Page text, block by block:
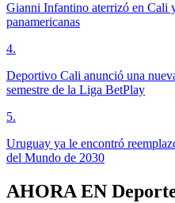
Gianni Infantino aterrizó en Cali
panamericanas
4.
Deportivo Cali anunció una
semestre de la Liga BetPlay
5.
Uruguay ya le encontró
del Mundo de 2030
AHORA EN